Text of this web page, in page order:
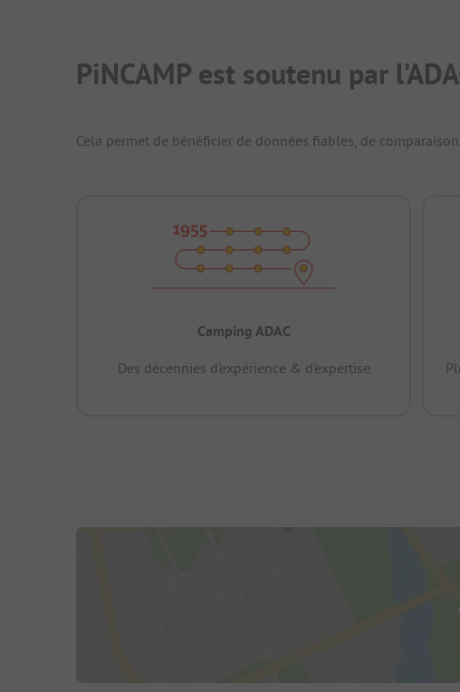
PiNCAMP est soutenu par
Cela permet de bénéficier de données fiables, de
Camping ADAC
Des décennies d’expérience & d’expertise